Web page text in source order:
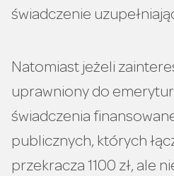
świadczenie
Natomiast jeżeli
uprawniony do
świadczenia
publicznych, których
przekracza 1100 zł, ale